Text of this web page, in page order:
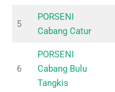
5
PORSENI
Cabang Catur
6
PORSENI
Cabang Bulu
Tangkis